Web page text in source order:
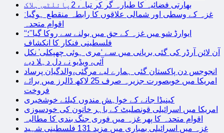
بھارتی فضائیہ کا طیارہ گر کر تباہ، 2پائلٹس ہلاک
غزہ کے وسطی اور شمالی علاقوں کا رابطہ منقطع ہوگیا:
اقوام متحدہ
“ایوارڈ شو میں غزہ کے حق میں بولنے سے روکا گیا”؛
فلسطینی فنکار کا انکشاف
آن لائن آرڈر کی گئی بریانی میں سے ‘مری ہوئی چھپکلی’ نکل
آئی، ویڈیو نے دل دہلا دیے
انجوجس دن پاکستان گئی ہمارے لیے مرگئی،والدگیان پرساد
امریکا میں خوبصورت جزیرہ صرف 25 لاکھ ڈالرز میں برائے
فروخت
کینیڈا جانے کے خواہش مندوں کیلئے خوشخبری
امریکا میں اسرائیلی قونصلیٹ کے باہر خاتون کی خودسوزی
اقوام متحدہ کا پھر غزہ میں فوری جنگ بندی کا مطالبہ
غزہ میں اسرائیلی بمباری میں مزید 131 فلسطینی شہید